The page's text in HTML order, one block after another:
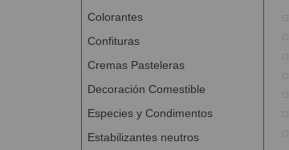
Colorantes
Confituras
Cremas Pasteleras
Decoración Comestible
Especies y Condimentos
Estabilizantes neutros